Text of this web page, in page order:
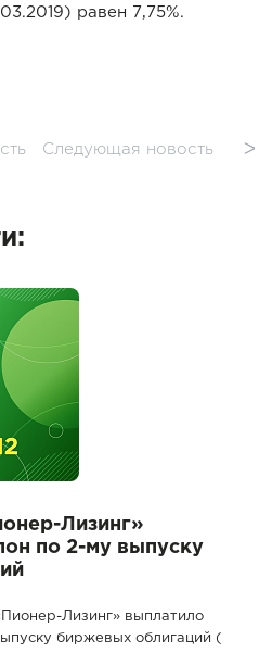
равен 7,75%.
Следующая новость ᐳ
Лизинг»
по 2-му выпуску
Лизинг» выплатило
биржевых облигаций (